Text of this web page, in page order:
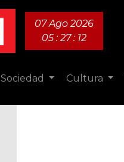
07 Ago 2026
05 : 27 : 13
Sociedad Cultura